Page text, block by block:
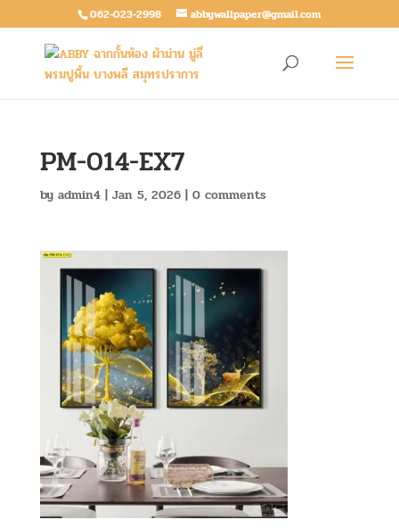
062-023-2998 abbywallpaper@gmail.com
PM-014-EX7
by admin4| Jan 5, 2026| 0 comments